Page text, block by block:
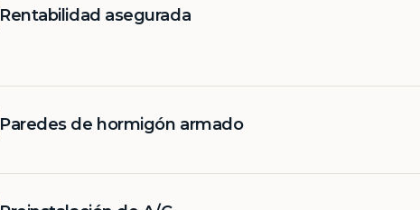
Rentabilidad asegurada
Paredes de hormigón armado